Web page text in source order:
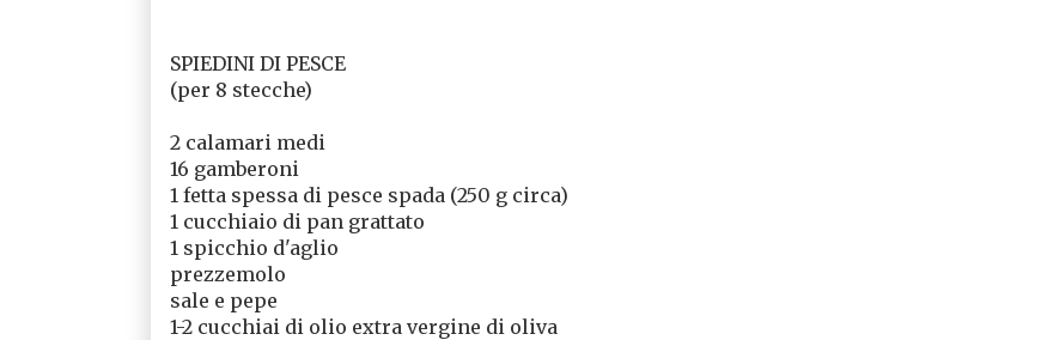
SPIEDINI DI PESCE
(per 8 stecche)
2 calamari medi
16 gamberoni
1 fetta spessa di pesce spada (250 g circa)
1 cucchiaio di pan grattato
1 spicchio d'aglio
prezzemolo
sale e pepe
1-2 cucchiai di olio extra vergine di oliva